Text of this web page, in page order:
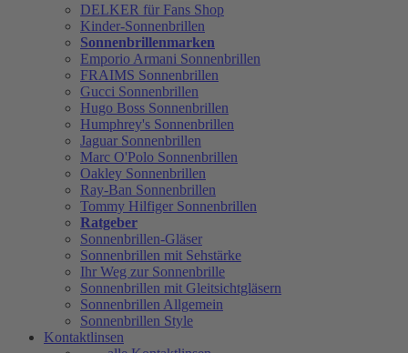
DELKER für Fans Shop
Kinder-Sonnenbrillen
Sonnenbrillenmarken
Emporio Armani Sonnenbrillen
FRAIMS Sonnenbrillen
Gucci Sonnenbrillen
Hugo Boss Sonnenbrillen
Humphrey's Sonnenbrillen
Jaguar Sonnenbrillen
Marc O'Polo Sonnenbrillen
Oakley Sonnenbrillen
Ray-Ban Sonnenbrillen
Tommy Hilfiger Sonnenbrillen
Ratgeber
Sonnenbrillen-Gläser
Sonnenbrillen mit Sehstärke
Ihr Weg zur Sonnenbrille
Sonnenbrillen mit Gleitsichtgläsern
Sonnenbrillen Allgemein
Sonnenbrillen Style
Kontaktlinsen